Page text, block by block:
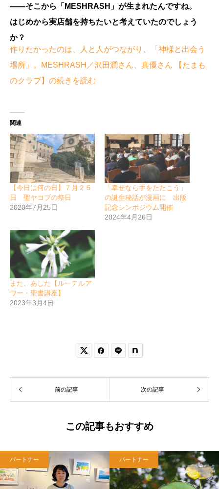
――そこから「MESHRASH」が生まれたんですね。
はじめから実店舗を持ちたいと考えていたのでしょう
か？
作りたかったのは、人と人がつながり、「神様と出会う
場所」。MESHRASH／沢田潤さん、真優さん 【たまも
のクラブ】の続きを読む
関連
【今日は何の日】７月２５
日 聖ヤコブの祭日
2020年7月25日
「幸せなら手をたたこう」
の誕生秘話が漫画に 出版
記念シンポジウム開催
2024年4月26日
また、あした【ルーテルア
ワー・聖書講座】
2023年3月4日
 
前の記事 次の記事
この記事もおすすめ
パートナー パートナー